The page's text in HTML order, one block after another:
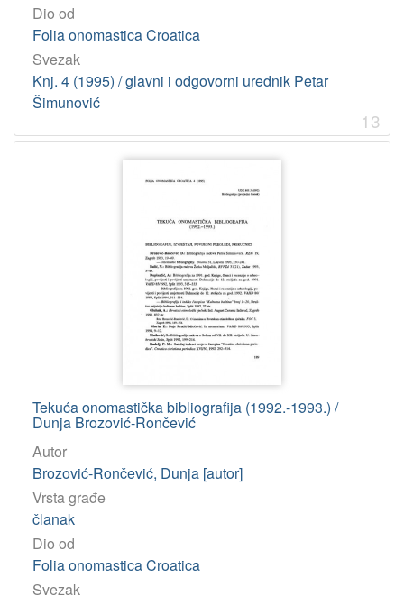
Dio od
Folia onomastica Croatica
Svezak
Knj. 4 (1995) / glavni i odgovorni urednik Petar
Šimunović
13
Tekuća onomastička bibliografija (1992.-1993.) /
Dunja Brozović-Rončević
Autor
Brozović-Rončević, Dunja [autor]
Vrsta građe
članak
Dio od
Folia onomastica Croatica
Svezak